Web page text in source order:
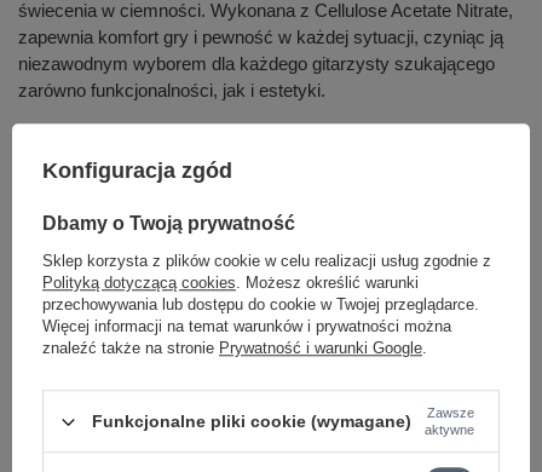
świecenia w ciemności. Wykonana z Cellulose Acetate Nitrate,
zapewnia komfort gry i pewność w każdej sytuacji, czyniąc ją
niezawodnym wyborem dla każdego gitarzysty szukającego
zarówno funkcjonalności, jak i estetyki.
produkt na terenie UE
Symbol EB 9224
KATEGORIA KOSTKI
Parametry bezpieczeństwa Parametry bezpieczeństwa
Konfiguracja zgód
Dbamy o Twoją prywatność
Sklep korzysta z plików cookie w celu realizacji usług zgodnie z
Polityką dotyczącą cookies. Możesz określić warunki
przechowywania lub dostępu do cookie w Twojej przeglądarce.
Więcej informacji na temat warunków i prywatności można
znaleźć także na stronie Prywatność i warunki Google.
Funkcjonalne pliki cookie (wymagane)
Zawsze
aktywne